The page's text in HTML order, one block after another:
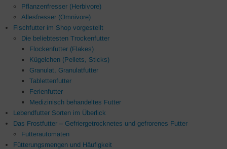
Pflanzenfresser (Herbivore)
Allesfresser (Omnivore)
Fischfutter im Shop vorgestellt
Die beliebtesten Trockenfutter
Flockenfutter (Flakes)
Kügelchen (Pellets, Sticks)
Granulat, Granulatfutter
Tablettenfutter
Ferienfutter
Medizinisch behandeltes Futter
Lebendfutter Sorten im Überlick
Das Frostfutter – Gefriergetrocknetes und gefrorenes Futter
Futterautomaten
Fütterungsmengen und Häufigkeit